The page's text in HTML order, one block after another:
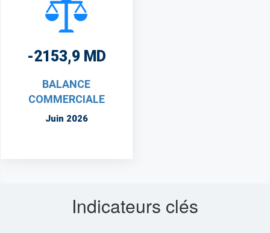
-2153,9 MD
BALANCE
COMMERCIALE
Juin 2026
Indicateurs clés